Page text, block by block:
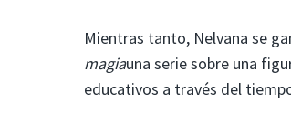
Mientras tanto, Nelvana se
magiauna serie sobre una
educativos a través del